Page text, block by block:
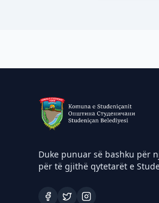
Duke punuar së bashku për
për të gjithë qytetarët e